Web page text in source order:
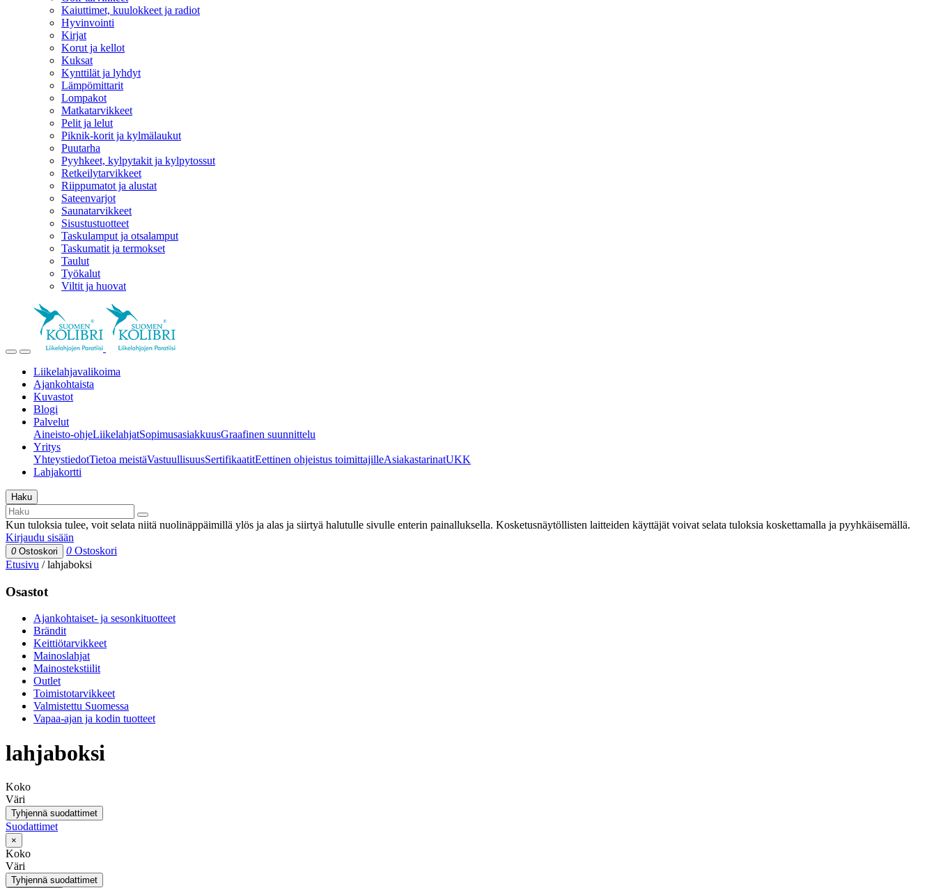
Kaiuttimet, kuulokkeet ja radiot
Hyvinvointi
Kirjat
Korut ja kellot
Kuksat
Kynttilät ja lyhdyt
Lämpömittarit
Lompakot
Matkatarvikkeet
Pelit ja lelut
Piknik-korit ja kylmälaukut
Puutarha
Pyyhkeet, kylpytakit ja kylpytossut
Retkeilytarvikkeet
Riippumatot ja alustat
Sateenvarjot
Saunatarvikkeet
Sisustustuotteet
Taskulamput ja otsalamput
Taskumatit ja termokset
Taulut
Työkalut
Viltit ja huovat
Liikelahjavalikoima
Ajankohtaista
Kuvastot
Blogi
Palvelut
Aineisto-ohjeLiikelahjatSopimusasiakkuusGraafinen suunnittelu
Yritys
YhteystiedotTietoa meistäVastuullisuusSertifikaatitEettinen ohjeistus toimittajilleAsiakastarinatUKK
Lahjakortti
Haku
Kun tuloksia tulee, voit selata niitä nuolinäppäimillä ylös ja alas ja siirtyä halutulle sivulle enterin painalluksella. Kosketusnäytöllisten laitteiden käyttäjät voivat selata tuloksia koskettamalla ja pyyhkäisemällä.
Kirjaudu sisään
0 Ostoskori 0 Ostoskori
Etusivu /lahjaboksi
Osastot
Ajankohtaiset- ja sesonkituotteet
Brändit
Keittiötarvikkeet
Mainoslahjat
Mainostekstiilit
Outlet
Toimistotarvikkeet
Valmistettu Suomessa
Vapaa-ajan ja kodin tuotteet
lahjaboksi
Koko
Väri
Tyhjennä suodattimet
Suodattimet
×
Koko
Väri
Tyhjennä suodattimet